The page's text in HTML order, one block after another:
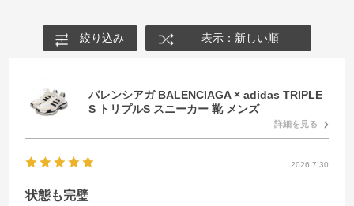
絞り込み 表示：新しい順
バレンシアガ BALENCIAGA × adidas TRIPLE
S トリプルS スニーカー 靴 メンズ
詳細を見る
2026.7.30
状態も完璧